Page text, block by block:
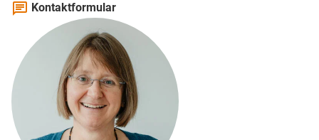
chat Kontaktformular